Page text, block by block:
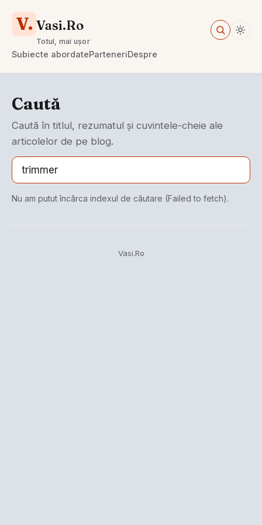
V. Vasi.Ro
Totul, mai ușor
Subiecte abordateParteneriDespre
Caută
Caută în titlul, rezumatul și cuvintele-cheie ale
articolelor de pe blog.
Nu am putut încărca indexul de căutare (Failed to fetch).
Vasi.Ro